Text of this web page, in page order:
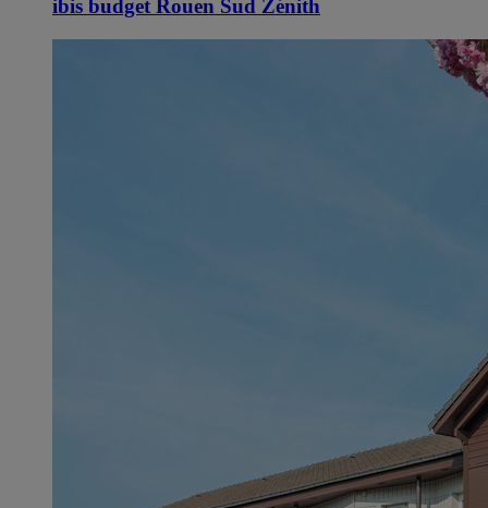
ibis budget Rouen Sud Zénith